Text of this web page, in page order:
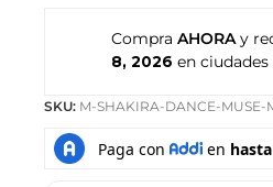
Compra AHORAy
8, 2026 en
SKU: M-SHAKIRA-DANCE-MUSE-